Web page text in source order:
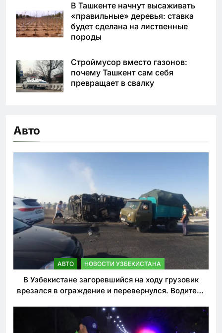
В Ташкенте начнут высаживать
«правильные» деревья: ставка
будет сделана на лиственные
породы
Строймусор вместо газонов:
почему Ташкент сам себя
превращает в свалку
Авто
АВТО НОВОСТИ УЗБЕКИСТАНА
В Узбекистане загоревшийся на ходу грузовик
врезался в ограждение и перевернулся. Водитель